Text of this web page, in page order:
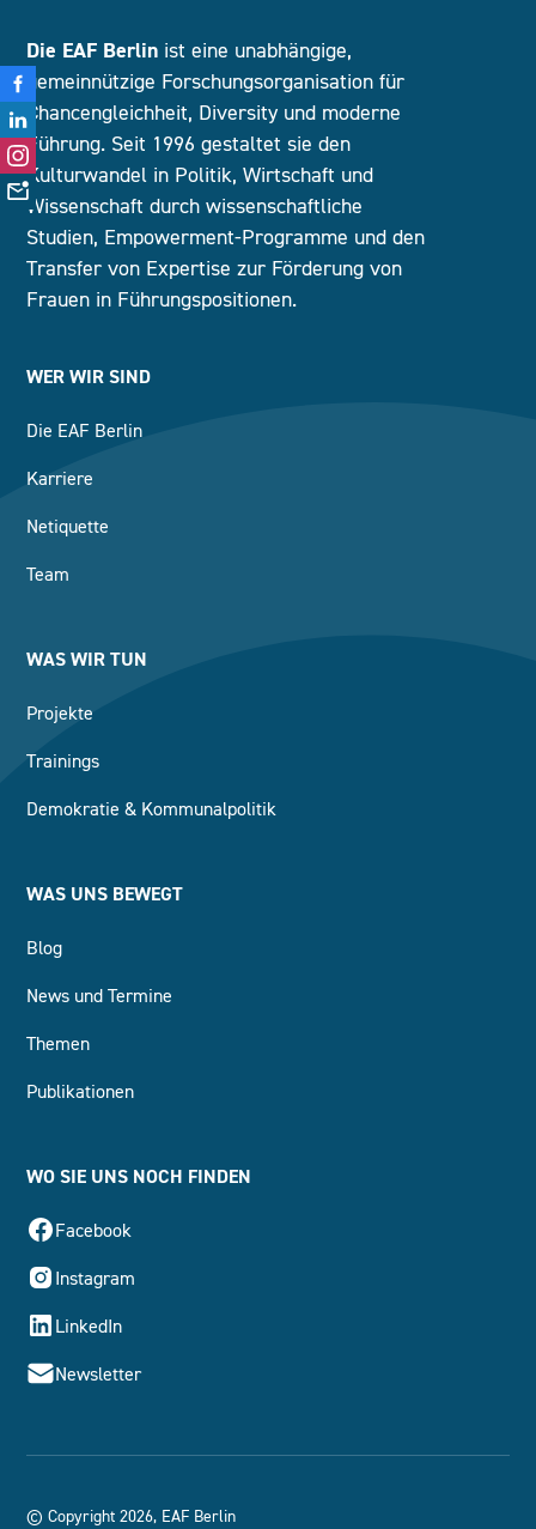
Die EAF Berlin ist eine unabhängige,
gemeinnützige Forschungsorganisation für
Chancengleichheit, Diversity und moderne
Führung. Seit 1996 gestaltet sie den
Kulturwandel in Politik, Wirtschaft und
Wissenschaft durch wissenschaftliche
Studien, Empowerment-Programme und den
Transfer von Expertise zur Förderung von
Frauen in Führungspositionen.
WER WIR SIND
Die EAF Berlin
Karriere
Netiquette
Team
WAS WIR TUN
Projekte
Trainings
Demokratie & Kommunalpolitik
WAS UNS BEWEGT
Blog
News und Termine
Themen
Publikationen
WO SIE UNS NOCH FINDEN
Facebook
Instagram
LinkedIn
Newsletter
© Copyright 2026, EAF Berlin